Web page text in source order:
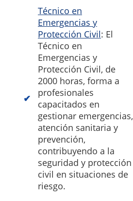
Técnico en
Emergencias y
Protección Civil: El
Técnico en
Emergencias y
Protección Civil, de
2000 horas, forma a
profesionales
capacitados en
gestionar emergencias,
atención sanitaria y
prevención,
contribuyendo a la
seguridad y protección
civil en situaciones de
riesgo.